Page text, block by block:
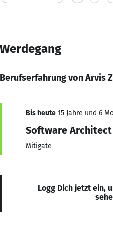
Werdegang
Berufserfahrung von Arvis
Bis heute 15 Jahre und 6
Software Architect
Mitigate
Logg Dich jetzt ein,